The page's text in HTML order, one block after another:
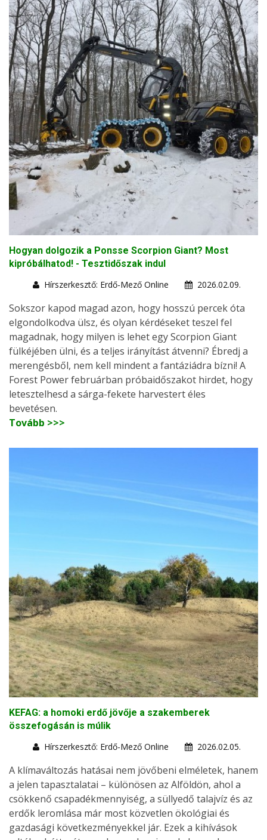
Hogyan dolgozik a Ponsse Scorpion Giant? Most
kipróbálhatod! - Tesztidőszak indul
Hírszerkesztő: Erdő-Mező Online
2026.02.09.
Sokszor kapod magad azon, hogy hosszú percek óta
elgondolkodva ülsz, és olyan kérdéseket teszel fel
magadnak, hogy milyen is lehet egy Scorpion Giant
fülkéjében ülni, és a teljes irányítást átvenni? Ébredj a
merengésből, nem kell mindent a fantáziádra bízni! A
Forest Power februárban próbaidőszakot hirdet, hogy
letesztelhesd a sárga-fekete harvestert éles
bevetésen.
Tovább >>>
KEFAG: a homoki erdő jövője a szakemberek
összefogásán is múlik
Hírszerkesztő: Erdő-Mező Online
2026.02.05.
A klímaváltozás hatásai nem jövőbeni elméletek, hanem
a jelen tapasztalatai – különösen az Alföldön, ahol a
csökkenő csapadékmennyiség, a süllyedő talajvíz és az
erdők leromlása már most közvetlen ökológiai és
gazdasági következményekkel jár. Ezek a kihívások